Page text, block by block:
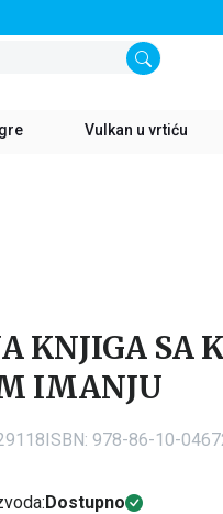
Vulkan u vrtiću
KNJIGA SA
IMANJU
ISBN: 978-86-10-
Dostupno